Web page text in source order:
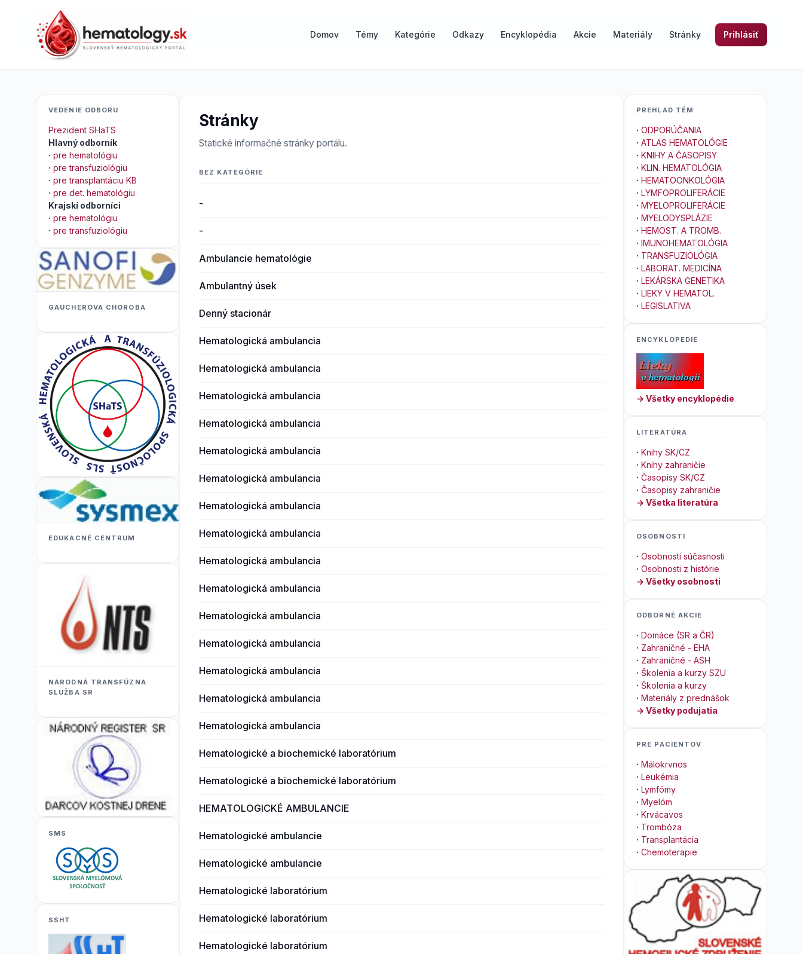
Domov Témy Kategórie Odkazy Encyklopédia Akcie Materiály Stránky Prihlásiť
Stránky
Statické informačné stránky portálu.
BEZ KATEGÓRIE
-
-
Ambulancie hematológie
Ambulantný úsek
Denný stacionár
Hematologická ambulancia
Hematologická ambulancia
Hematologická ambulancia
Hematologická ambulancia
Hematologická ambulancia
Hematologická ambulancia
Hematologická ambulancia
Hematologická ambulancia
Hematologická ambulancia
Hematologická ambulancia
Hematologická ambulancia
Hematologická ambulancia
Hematologická ambulancia
Hematologická ambulancia
Hematologická ambulancia
Hematologické a biochemické laboratórium
Hematologické a biochemické laboratórium
HEMATOLOGICKÉ AMBULANCIE
Hematologické ambulancie
Hematologické ambulancie
Hematologické laboratórium
Hematologické laboratórium
Hematologické laboratórium
VEDENIE ODBORU
Prezident SHaTS
Hlavný odborník
· pre hematológiu
· pre transfuziológiu
· pre transplantáciu KB
· pre det. hematológiu
Krajskí odborníci
· pre hematológiu
· pre transfuziológiu
GAUCHEROVA CHOROBA
EDUKACNÉ CENTRUM
NÁRODNÁ TRANSFÚZNA
SLUŽBA SR
SMS
SSHT
PREHLAD TÉM
· ODPORÚČANIA
· ATLAS HEMATOLÓGIE
· KNIHY A ČASOPISY
· KLIN. HEMATOLÓGIA
· HEMATOONKOLÓGIA
· LYMFOPROLIFERÁCIE
· MYELOPROLIFERÁCIE
· MYELODYSPLÁZIE
· HEMOST. A TROMB.
· IMUNOHEMATOLÓGIA
· TRANSFUZIOLÓGIA
· LABORAT. MEDICÍNA
· LEKÁRSKA GENETIKA
· LIEKY V HEMATOL.
· LEGISLATIVA
ENCYKLOPEDIE
→ Všetky encyklopédie
LITERATÚRA
· Knihy SK/CZ
· Knihy zahraničie
· Časopisy SK/CZ
· Časopisy zahraničie
→ Všetka literatúra
OSOBNOSTI
· Osobnosti súčasnosti
· Osobnosti z histórie
→ Všetky osobnosti
ODBORNÉ AKCIE
· Domáce (SR a ČR)
· Zahraničné - EHA
· Zahraničné - ASH
· Školenia a kurzy SZU
· Školenia a kurzy
· Materiály z prednášok
→ Všetky podujatia
PRE PACIENTOV
· Málokrvnos
· Leukémia
· Lymfómy
· Myelóm
· Krvácavos
· Trombóza
· Transplantácia
· Chemoterapie